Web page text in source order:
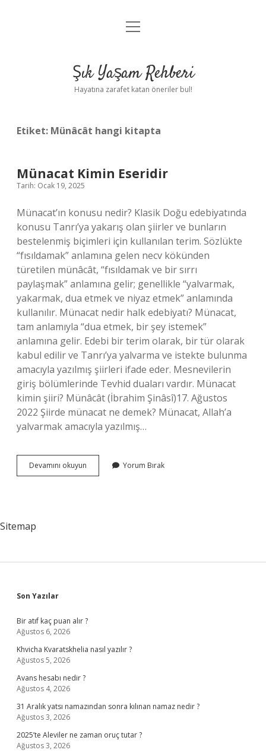
Anasayfa
Yasal Uyarı
menüyü
Şık Yaşam Rehberi
Hayatına zarafet katan öneriler bul!
Etiket: Münâcât hangi kitapta
Münacat Kimin Eseridir
Tarih: Ocak 19, 2025
Münacat’ın konusu nedir? Klasik Doğu edebiyatında
konusu Tanrı’ya yakarış olan şiirler ve bunların
bestelenmiş biçimleri için kullanılan terim. Sözlükte
“fısıldamak” anlamına gelen necv kökünden
türetilen münâcât, “fısıldamak ve bir sırrı
paylaşmak” anlamına gelir; genellikle “yalvarmak,
yakarmak, dua etmek ve niyaz etmek” anlamında
kullanılır. Münacat nedir halk edebiyatı? Münacat,
tam anlamıyla “dua etmek, bir şey istemek”
anlamına gelir. Edebi bir terim olarak, bir tür olarak
kabul edilir ve Tanrı’ya yalvarma ve istekte bulunma
amacıyla yazılmış şiirleri ifade eder. Mesnevilerin
giriş bölümlerinde Tevhid duaları vardır. Münacat
kimin şiiri? Münâcât (İbrahim Şinâsî)17. Ağustos
2022 Şiirde münacat ne demek? Münacat, Allah’a
yalvarmak amacıyla yazılmış…
Devamını okuyun Münacat
Kimin
Yorum Bırak
Sitemap
Sidebar
Son Yazılar
Bir atıf kaç puan alır ?
Ağustos 6, 2026
Khvicha Kvaratskhelia nasıl yazılır ?
Ağustos 5, 2026
Avans hesabı nedir ?
Ağustos 4, 2026
31 Aralık yatsı namazından sonra kılınan namaz nedir ?
Ağustos 3, 2026
2025’te Aleviler ne zaman oruç tutar ?
Ağustos 3, 2026